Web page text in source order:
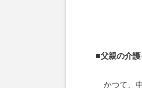
■父親の介
かつて、中